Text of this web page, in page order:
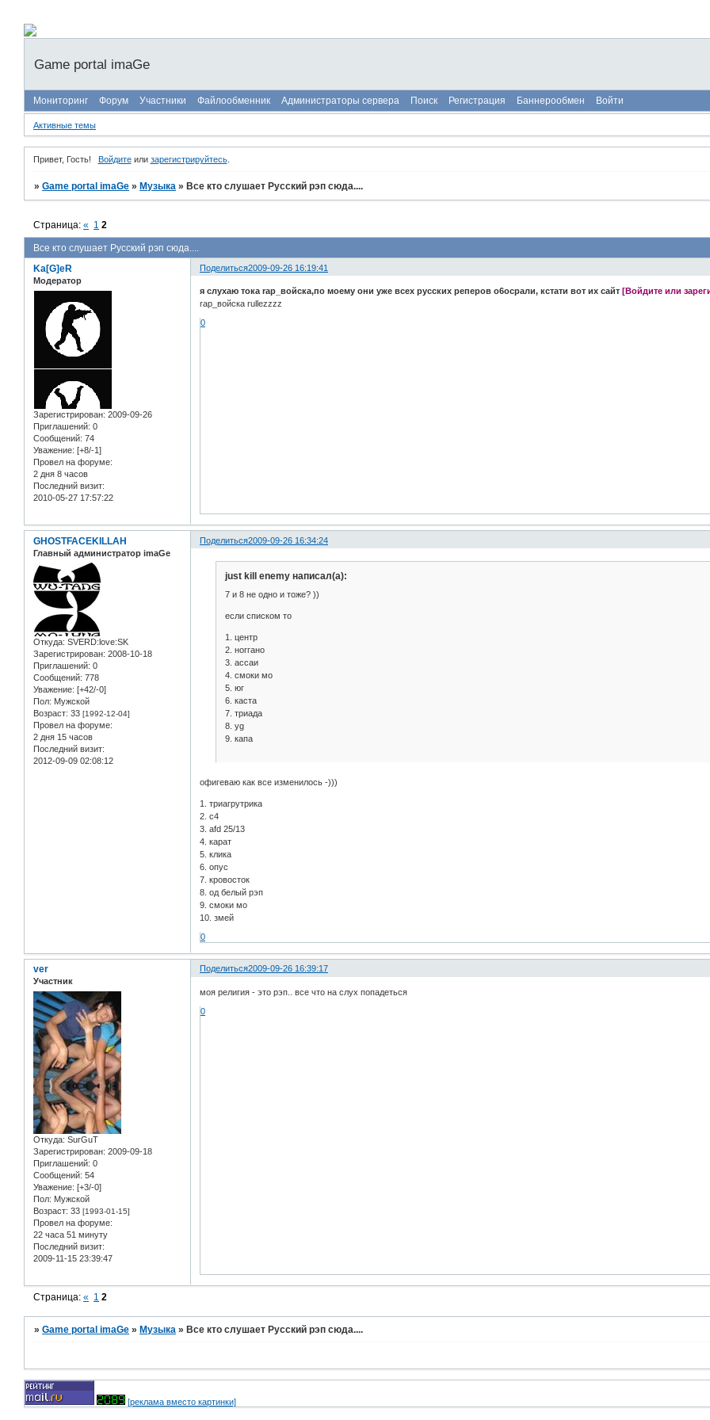
Game portal imaGe
Мониторинг Форум Участники Файлообменник Администраторы сервера Поиск Регистрация Баннерообмен Войти
Активные темы
Привет, Гость! Войдитеили зарегистрируйтесь.
»Game portal imaGe » Музыка » Все кто слушает Русский рэп сюда....
Все кто слушает Русский рэп сюда....
Страница:« 1 2
Поделиться2009-09-26 16:19:41
Ka[G]eR
Модератор
Зарегистрирован: 2009-09-26
Приглашений: 0
Сообщений: 74
Уважение: [+8/-1]
Провел на форуме:
2 дня 8 часов
Последний визит:
2010-05-27 17:57:22
я слухаю тока rap_войска,по моему они уже всех русских реперов о6осрали, кстати вот их сайт[Войдите или
rap_войска rullezzzz
0
Поделиться2009-09-26 16:34:24
GHOSTFACEKILLAH
Главный администратор imaGe
Откуда: SVERD:love:SK
Зарегистрирован: 2008-10-18
Приглашений: 0
Сообщений: 778
Уважение: [+42/-0]
Пол: Мужской
Возраст: 33 [1992-12-04]
Провел на форуме:
2 дня 15 часов
Последний визит:
2012-09-09 02:08:12
just kill enemy написал(а):
7 и 8 не одно и тоже? ))
если списком то
1. центр
2. ноггано
3. ассаи
4. смоки мо
5. юг
6. каста
7. триада
8. yg
9. капа
офигеваю как все изменилось -)))
1. триагрутрика
2. c4
3. afd 25/13
4. карат
5. клика
6. опус
7. кровосток
8. од белый рэп
9. смоки мо
10. змей
0
Поделиться2009-09-26 16:39:17
ver
Участник
Откуда: SurGuT
Зарегистрирован: 2009-09-18
Приглашений: 0
Сообщений: 54
Уважение: [+3/-0]
Пол: Мужской
Возраст: 33 [1993-01-15]
Провел на форуме:
22 часа 51 минуту
Последний визит:
2009-11-15 23:39:47
моя религия - это рэп.. все что на слух попадеться
0
Страница:« 1 2
»Game portal imaGe » Музыка » Все кто слушает Русский рэп сюда....
[реклама вместо картинки]